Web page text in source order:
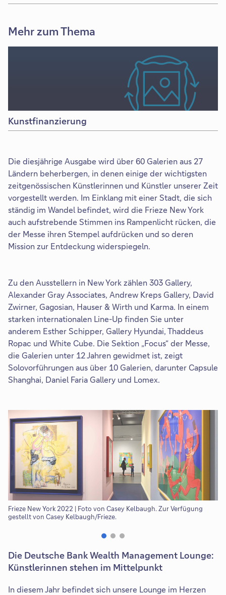
Mehr zum Thema
Kunstfinanzierung
Die diesjährige Ausgabe wird über 60 Galerien aus 27
Ländern beherbergen, in denen einige der wichtigsten
zeitgenössischen Künstlerinnen und Künstler unserer Zeit
vorgestellt werden. Im Einklang mit einer Stadt, die sich
ständig im Wandel befindet, wird die Frieze New York
auch aufstrebende Stimmen ins Rampenlicht rücken, die
der Messe ihren Stempel aufdrücken und so deren
Mission zur Entdeckung widerspiegeln.
Zu den Ausstellern in New York zählen 303 Gallery,
Alexander Gray Associates, Andrew Kreps Gallery, David
Zwirner, Gagosian, Hauser & Wirth und Karma. In einem
starken internationalen Line-Up finden Sie unter
anderem Esther Schipper, Gallery Hyundai, Thaddeus
Ropac und White Cube. Die Sektion „Focus“ der Messe,
die Galerien unter 12 Jahren gewidmet ist, zeigt
Solovorführungen aus über 10 Galerien, darunter Capsule
Shanghai, Daniel Faria Gallery und Lomex.
Frieze New York 2022 | Foto von Casey Kelbaugh. Zur Verfügung
gestellt von Casey Kelbaugh/Frieze.
Die Deutsche Bank Wealth Management Lounge:
Künstlerinnen stehen im Mittelpunkt
In diesem Jahr befindet sich unsere Lounge im Herzen